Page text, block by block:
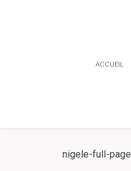
ACCUEIL
nigele-full-page